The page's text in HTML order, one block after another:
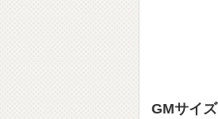
GMサイズ